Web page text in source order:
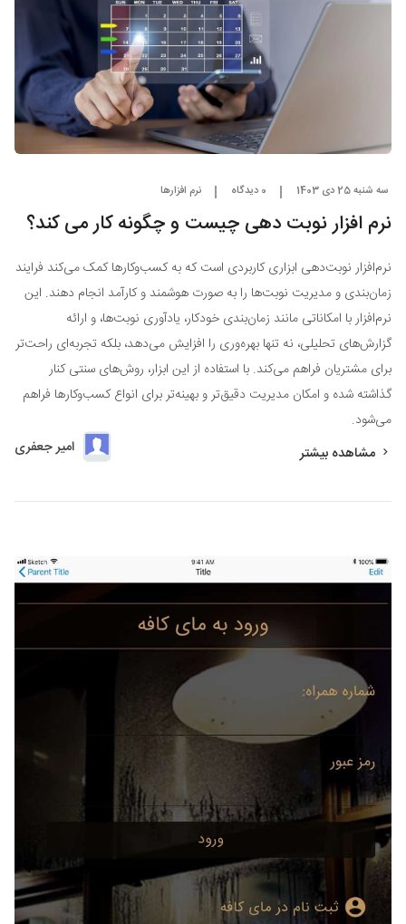
سه شنبه 25 دی 1403 0 دیدگاه نرم افزارها
نرم‌ افزار نوبت‌ دهی چیست و چگونه کار می‌ کند؟
نرم‌افزار نوبت‌دهی ابزاری کاربردی است که به کسب‌وکارها کمک می‌کند فرایند
زمان‌بندی و مدیریت نوبت‌ها را به صورت هوشمند و کارآمد انجام دهند. این
نرم‌افزار با امکاناتی مانند زمان‌بندی خودکار، یادآوری نوبت‌ها، و ارائه
گزارش‌های تحلیلی، نه تنها بهره‌وری را افزایش می‌دهد، بلکه تجربه‌ای راحت‌تر
برای مشتریان فراهم می‌کند. با استفاده از این ابزار، روش‌های سنتی کنار
گذاشته شده و امکان مدیریت دقیق‌تر و بهینه‌تر برای انواع کسب‌وکارها فراهم
می‌شود.
مشاهده بیشتر
امیر جعفری